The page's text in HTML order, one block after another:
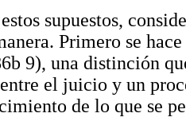
supuestos,
Primero se
9), una distinción
el juicio y un
de lo que se